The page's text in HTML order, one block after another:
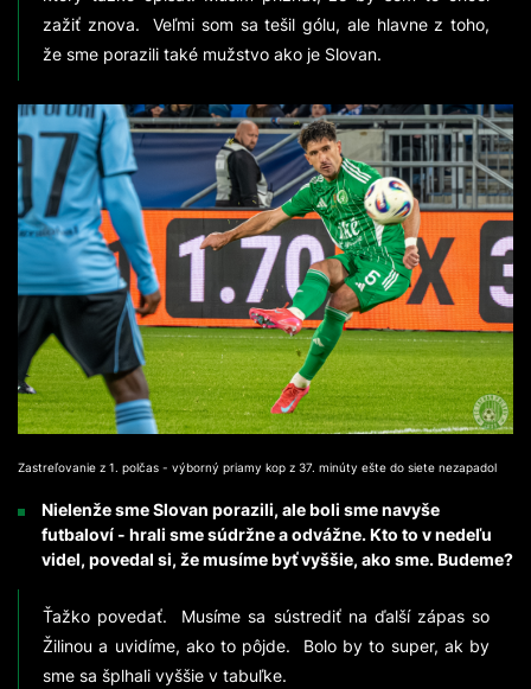
zažiť znova. Veľmi som sa tešil gólu, ale hlavne z toho,
že sme porazili také mužstvo ako je Slovan.
Zastreľovanie z 1. polčas - výborný priamy kop z 37. minúty ešte do siete nezapadol
Nielenže sme Slovan porazili, ale boli sme navyše
futbaloví - hrali sme súdržne a odvážne. Kto to v nedeľu
videl, povedal si, že musíme byť vyššie, ako sme. Budeme?
Ťažko povedať. Musíme sa sústrediť na ďalší zápas so
Žilinou a uvidíme, ako to pôjde. Bolo by to super, ak by
sme sa šplhali vyššie v tabuľke.